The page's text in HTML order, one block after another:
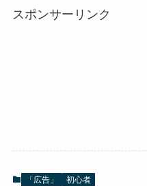
スポンサーリンク
「広告」 初心者